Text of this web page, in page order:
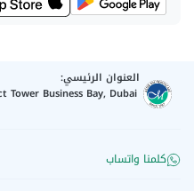
العنوان الرئيسي:
Tower Business Bay, Dubai
كلمنا واتساب